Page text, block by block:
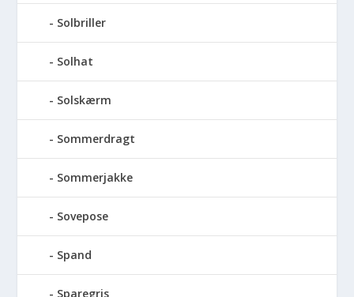
Solbriller
Solhat
Solskærm
Sommerdragt
Sommerjakke
Sovepose
Spand
Sparegris